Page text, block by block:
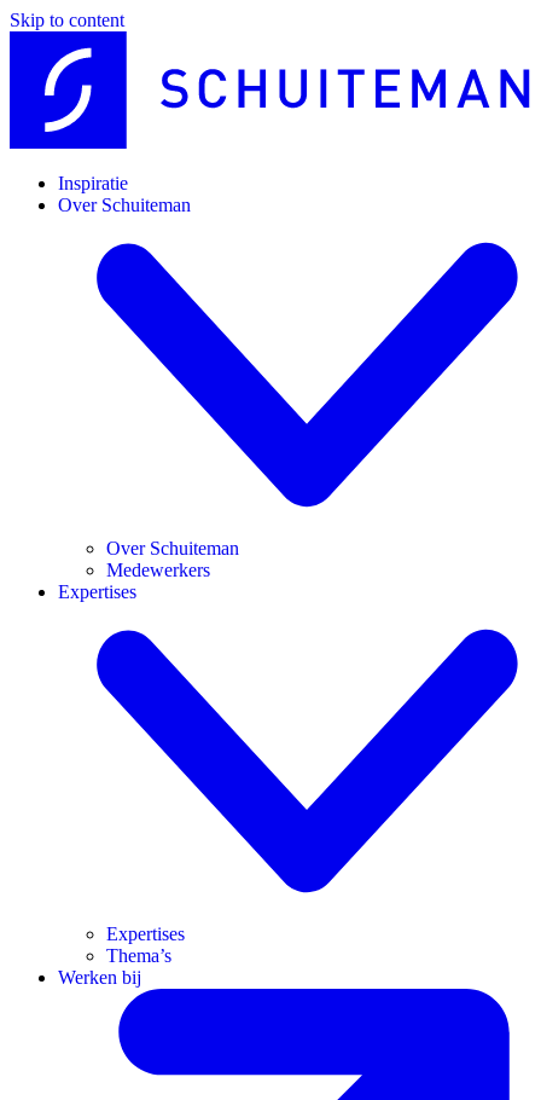
Skip to content
Inspiratie
Over Schuiteman
Over Schuiteman
Medewerkers
Expertises
Expertises
Thema’s
Werken bij